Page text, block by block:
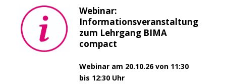
Webinar:
Informationsveranstaltung
zum Lehrgang BIMA
compact
Webinar am 20.10.26 von 11:30
bis 12:30 Uhr